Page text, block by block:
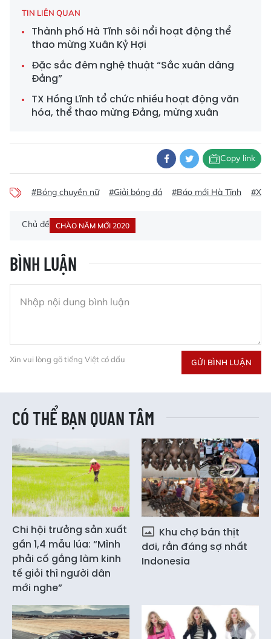
TIN LIÊN QUAN
Thành phố Hà Tĩnh sôi nổi hoạt động thể
thao mừng Xuân Kỷ Hợi
Đặc sắc đêm nghệ thuật “Sắc xuân dâng
Đảng”
TX Hồng Lĩnh tổ chức nhiều hoạt động văn
hóa, thể thao mừng Đảng, mừng xuân
Copy link
#Bóng chuyền nữ #Giải bóng đá #Báo mới Hà Tĩnh
Chủ đề CHÀO NĂM MỚI 2020
BÌNH LUẬN
Xin vui lòng gõ tiếng Việt có dấu GỬI BÌNH LUẬN
CÓ THỂ BẠN QUAN TÂM
Chi hội trưởng sản xuất
gần 1,4 mẫu lúa: “Mình
phải cố gắng làm kinh
tế giỏi thì người dân
mới nghe”
Khu chợ bán thịt
dơi, rắn đáng sợ nhất
Indonesia